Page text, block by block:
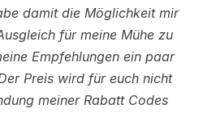
damit die Möglichkeit mir
für meine Mühe zu
Empfehlungen ein paar
Preis wird für euch nicht
meiner Rabatt Codes